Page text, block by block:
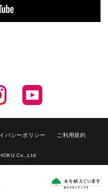
バシーポリシー ご利用規約
Co.,Ltd.